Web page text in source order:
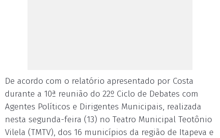
De acordo com o relatório apresentado por Costa
durante a 10ª reunião do 22º Ciclo de Debates com
Agentes Políticos e Dirigentes Municipais, realizada
nesta segunda-feira (13) no Teatro Municipal Teotônio
Vilela (TMTV), dos 16 municípios da região de Itapeva e